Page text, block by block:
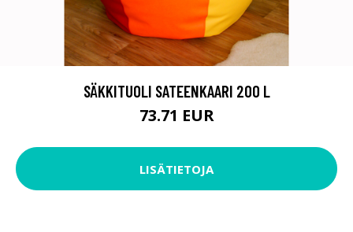
SÄKKITUOLI SATEENKAARI 200 L
73.71 EUR
LISÄTIETOJA